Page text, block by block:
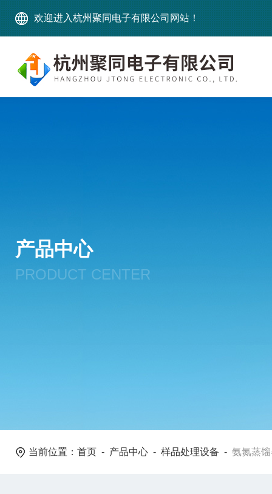
欢迎进入杭州聚同电子有限公司网站！
产品中心
PRODUCT CENTER
当前位置： 首页 - 产品中心 - 样品处理设备 - 氨氮蒸